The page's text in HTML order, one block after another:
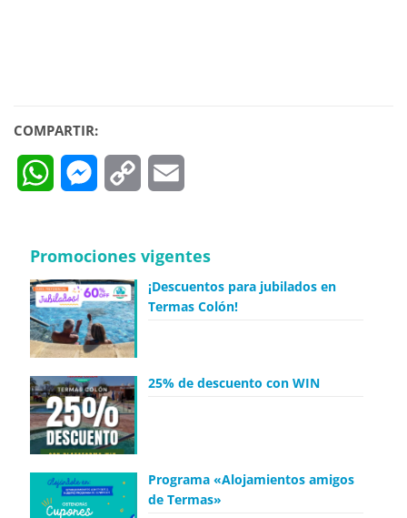
COMPARTIR:
WhatsAppMessenger
Copy
Promociones vigentes
¡Descuentos para jubilados en
Termas Colón!
25% de descuento con WIN
Programa «Alojamientos amigos
de Termas»